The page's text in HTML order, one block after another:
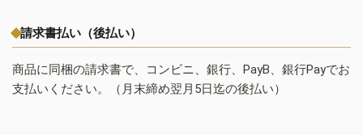
請求書払い（後払い）
商品に同梱の請求書で、コンビニ、銀行、PayB、銀行Payでお
支払いください。（月末締め翌月5日迄の後払い）